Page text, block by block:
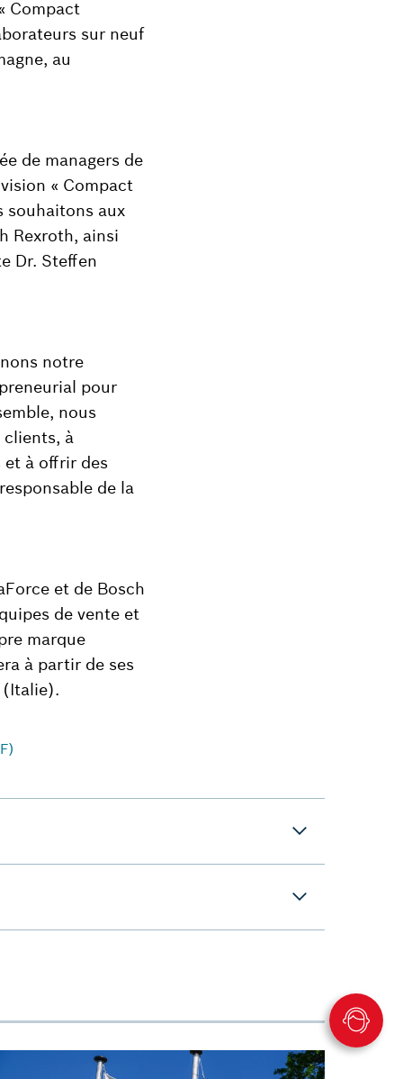
Compact
sur neuf
au
de managers de
« Compact
souhaitons aux
Rexroth, ainsi
Dr. Steffen
notre
pour
nous
clients, à
et à offrir des
de la
et de Bosch
de vente et
marque
à partir de ses
(Italie).